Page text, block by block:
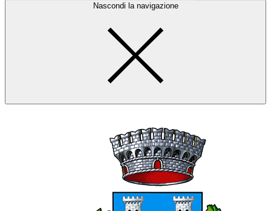
Nascondi la navigazione